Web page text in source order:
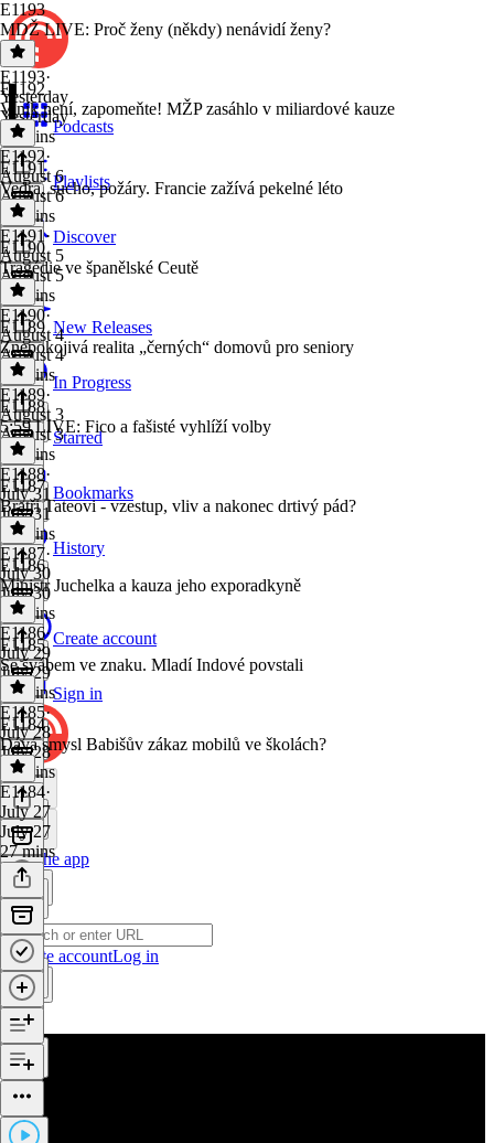
Podcasts
Playlists
Discover
New Releases
In Progress
Starred
Bookmarks
History
Create account
Sign in
Get the app
Create accountLog in
E1193
MDŽ LIVE: Proč ženy (někdy) nenávidí ženy?
E1193·
Yesterday
Yesterday
48 mins
E1192
Viník není, zapomeňte! MŽP zasáhlo v miliardové kauze
E1192·
August 6
August 6
21 mins
E1191
Vedra, sucho, požáry. Francie zažívá pekelné léto
E1191·
August 5
August 5
29 mins
E1190
Tragédie ve španělské Ceutě
E1190·
August 4
August 4
25 mins
E1189
Znepokojivá realita „černých“ domovů pro seniory
E1189·
August 3
August 3
25 mins
E1188
5:59 LIVE: Fico a fašisté vyhlíží volby
E1188·
July 31
July 31
27 mins
E1187
Bratři Tateovi - vzestup, vliv a nakonec drtivý pád?
E1187·
July 30
July 30
27 mins
E1186
Ministr Juchelka a kauza jeho exporadkyně
E1186·
July 29
July 29
25 mins
E1185
Se švábem ve znaku. Mladí Indové povstali
E1185·
July 28
July 28
25 mins
E1184
Dává smysl Babišův zákaz mobilů ve školách?
E1184·
July 27
July 27
27 mins